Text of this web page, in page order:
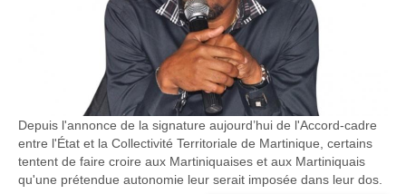
Depuis l'annonce de la signature aujourd’hui de l'Accord-cadre
entre l'État et la Collectivité Territoriale de Martinique, certains
tentent de faire croire aux Martiniquaises et aux Martiniquais
qu'une prétendue autonomie leur serait imposée dans leur dos.